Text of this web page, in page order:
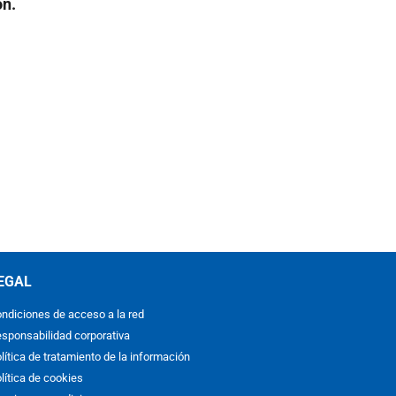
de acceso a la red
corporativa
de tratamiento de la información
de cookies